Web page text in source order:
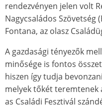
rendezvényen jelen volt
Nagycsaládos Szövetség
Fontana, az olasz
A gazdasági tényezők
minősége is fontos
hiszen így tudja
melyek tőkét teremtenek
as Családi Fesztivál